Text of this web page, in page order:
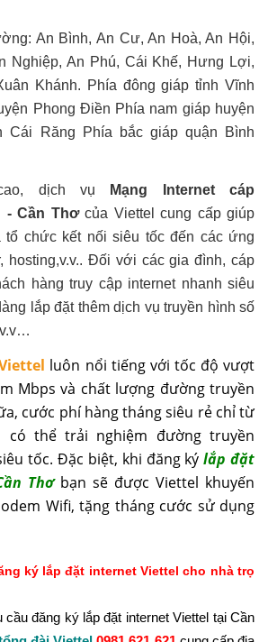
An Bình, An Cư, An Hoà, An Hội,
Nghiệp, An Phú, Cái Khế, Hưng Lợi,
Khánh. Phía đông giáp tỉnh Vĩnh
Phong Điền Phía nam giáp huyện
Cái Răng Phía bắc giáp quận Bình
dịch vụ
Mạng Internet cáp
- Cần Thơcủa Viettel cung cấp giúp
tổ chức kết nối siêu tốc đến các ứng
hosting,v.v.. Đối với các gia đình, cáp
hàng truy cập internet nhanh siêu
lắp đặt thêm dịch vụ truyền hình số
luôn nổi tiếng với tốc độ vượt
Mbps và chất lượng đường truyền
cước phí hàng tháng siêu rẻ chỉ từ
có thể trải nghiệm đường truyền
tốc. Đặc biệt, khi đăng kýlắp đặt
Thơbạn sẽ được Viettel khuyến
Wifi, tặng tháng cước sử dụng
ký lắp đặt internet Viettel cho nhà trọ
đăng ký lắp đặt internet Viettel tại Cần